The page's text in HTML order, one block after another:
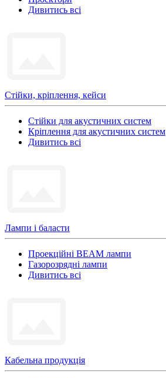
Дивитись всі
Стійки, кріплення, кейси
Стійки для акустичних систем
Кріплення для акустичних систем
Дивитись всі
Лампи і баласти
Проекційні BEAM лампи
Газорозрядні лампи
Дивитись всі
Кабельна продукція